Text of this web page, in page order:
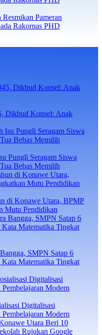
Pameran
Rakornas PHD
Dikbud Konsel: Anak
Pungli Seragam Siswa
Bebas Memilih
di Konawe Utara, BPMP
Mutu Pendidikan
SMPN Satap 6
Matematika Tingkat
Digitalisasi
Modern